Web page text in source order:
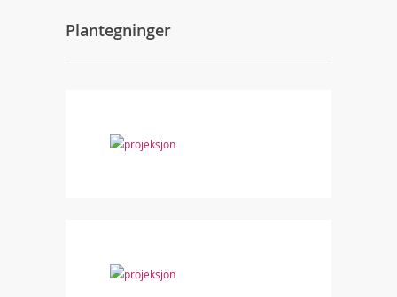
Plantegninger